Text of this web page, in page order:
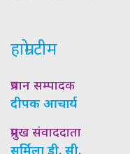
हाम्रो टीम
प्रधान सम्पादक
दीपक आचार्य
प्रमुख संवाददाता